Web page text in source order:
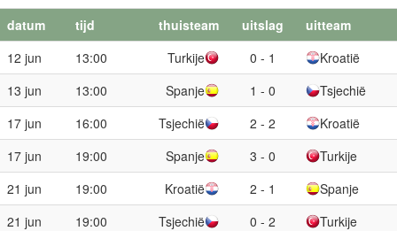
datum tijd thuisteam uitslag
uitteam
12 jun
13:00 Turkije 0 - 1
Kroatië
13 jun
13:00 Spanje 1 - 0
Tsjechië
17 jun
16:00 Tsjechië 2 - 2
Kroatië
17 jun
19:00 Spanje 3 - 0
Turkije
21 jun
19:00 Kroatië 2 - 1
Spanje
21 jun
19:00 Tsjechië 0 - 2 Turkije